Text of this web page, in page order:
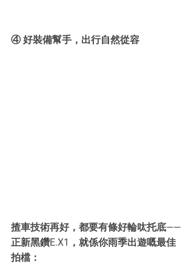
④ 好裝備幫手，出行自然從容
揸車技術再好，都要有條好輪呔托底——
正新黑鑽E.X1，就係你雨季出遊嘅最佳
拍檔：